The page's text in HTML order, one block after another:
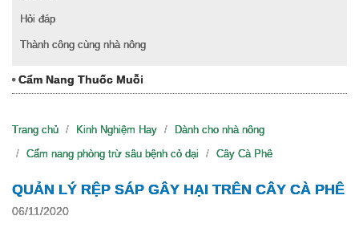
Hỏi đáp
Thành công cùng nhà nông
Cẩm Nang Thuốc Muỗi
Trang chủ Kinh Nghiệm Hay
Dành cho nhà nông
Cẩm nang phòng trừ sâu bệnh cỏ dại
Cây Cà Phê
QUẢN LÝ RỆP SÁP GÂY HẠI TRÊN CÂY CÀ PHÊ
06/11/2020